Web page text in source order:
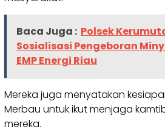
Baca Juga : Polsek
Sosialisasi Pengeboran
EMP Energi Riau
Mereka juga menyatakan
Merbau untuk ikut menjaga
mereka.